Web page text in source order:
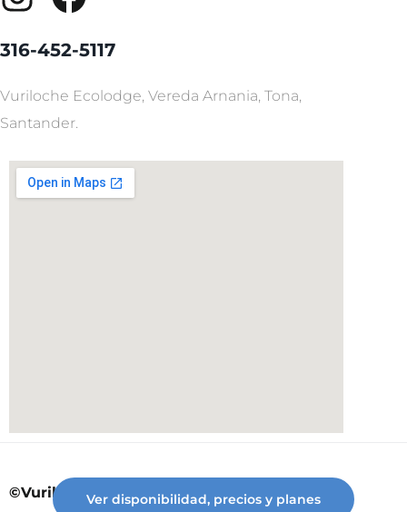
Ver disponibilidad, precios y planes
316-452-5117
Vuriloche Ecolodge, Vereda Arnania, Tona,
Santander.
©Vuriloche desde 2023